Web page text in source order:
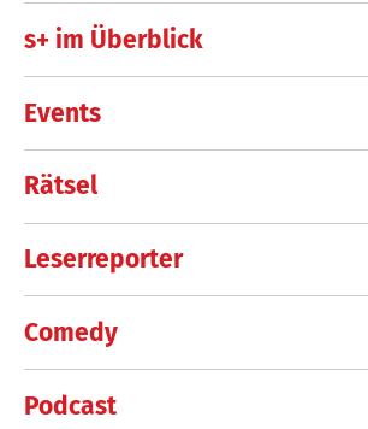
s+ im Überblick
Events
Rätsel
Leserreporter
Comedy
Podcast